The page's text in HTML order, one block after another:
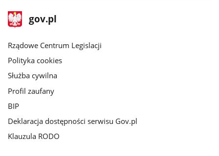
stopka
gov.plStrona
gov.pl
Rządowe Centrum Legislacji
Polityka cookies
Służba cywilna
Profil zaufany
BIP
Deklaracja dostępności serwisu Gov.pl
Klauzula RODO